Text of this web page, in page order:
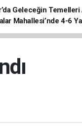
Geleceğin Temelleri
Mahallesi’nde 4-6
Başladı